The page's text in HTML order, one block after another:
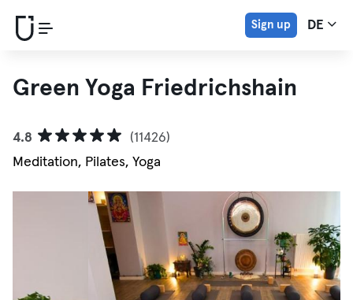
Sign up DE
Green Yoga Friedrichshain
4.8
(11426)
Meditation, Pilates, Yoga